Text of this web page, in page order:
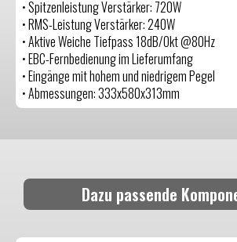
• Spitzenleistung Verstärker: 720W
• RMS-Leistung Verstärker: 240W
• Aktive Weiche Tiefpass 18dB/Okt @80Hz
• EBC-Fernbedienung im Lieferumfang
• Eingänge mit hohem und niedrigem Pegel
• Abmessungen: 333x580x313mm
Dazu passende